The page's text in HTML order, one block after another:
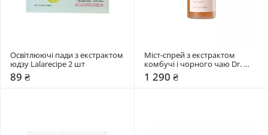
Освітлюючі пади з екстрактом
юдзу Lalarecipe 2 шт
89 ₴
Міст-спрей з екстрактом
комбучі і чорного чаю Dr.
Ceuracle 80 мл
1 290 ₴